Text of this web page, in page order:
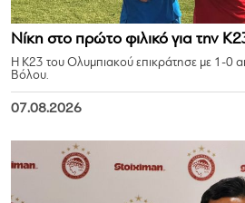
Νίκη στο πρώτο φιλικό για την
Η Κ23 του Ολυμπιακού επικράτησε με 1-0
Βόλου.
07.08.2026